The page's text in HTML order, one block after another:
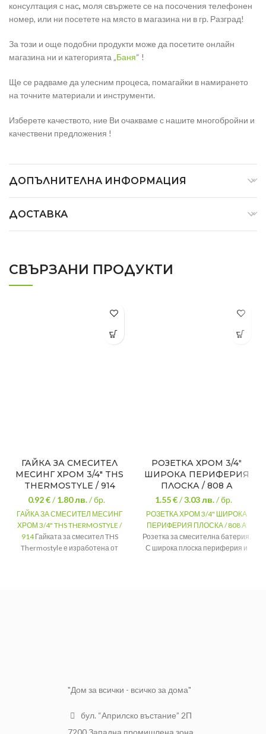
консултация с нас, моля свържете се на посочения телефонен
номер, или ни посетете на място в магазина ни в гр. Разград!
За този и още подобни продукти може да посетите онлайн
магазина ни и категорията „Баня“ !
Ще се радваме да улесним процеса, помагайки в намирането
на точните материали и инструменти.
Изберете качеството, ние Ви очакваме с нашите многобройни и
качествени предложения !
ДОПЪЛНИТЕЛНА ИНФОРМАЦИЯ
ДОСТАВКА
СВЪРЗАНИ ПРОДУКТИ
ГАЙКА ЗА СМЕСИТЕЛ
МЕСИНГ ХРОМ 3/4″ THS
THERMOSTYLE / 914
0.92 €/1.80лв./ бр.
ГАЙКА ЗА СМЕСИТЕЛ МЕСИНГ
ХРОМ 3/4" THS THERMOSTYLE /
914Гайката за смесител THS
Thermostyle е изработена от
РОЗЕТКА ХРОМ 3/4″
ШИРОКА ПЕРИФЕРИЯ
ПЛОСКА / 808 А
1.55 €/3.03лв./ бр.
РОЗЕТКА ХРОМ 3/4" ШИРОКА
ПЕРИФЕРИЯ ПЛОСКА / 808 А
Розетка за смесителна батерия.
С широка плоска периферия и
"Дом за всички - всичко за дома"
бул. “Априлско въстание” 2П